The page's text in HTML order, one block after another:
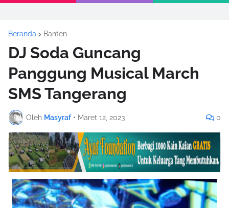
Beranda Banten
DJ Soda Guncang
Panggung Musical March
SMS Tangerang
Oleh Masyraf • Maret 12, 2023 0